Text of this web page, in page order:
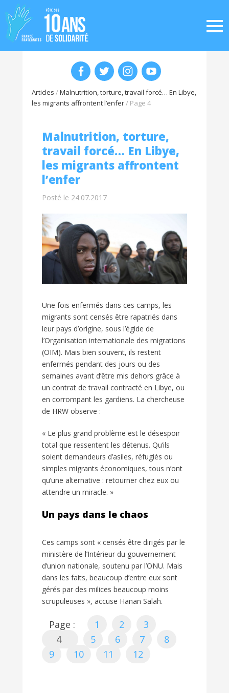
Articles /Malnutrition, torture, travail forcé… En Libye,
les migrants affrontent l’enfer/ Page 4
Malnutrition, torture,
travail forcé… En Libye,
les migrants affrontent
l’enfer
Posté le 24.07.2017
Une fois enfermés dans ces camps, les
migrants sont censés être rapatriés dans
leur pays d’origine, sous l’égide de
l’Organisation internationale des migrations
(OIM). Mais bien souvent, ils restent
enfermés pendant des jours ou des
semaines avant d’être mis dehors grâce à
un contrat de travail contracté en Libye, ou
en corrompant les gardiens. La chercheuse
de HRW observe :
« Le plus grand problème est le désespoir
total que ressentent les détenus. Qu’ils
soient demandeurs d’asiles, réfugiés ou
simples migrants économiques, tous n’ont
qu’une alternative : retourner chez eux ou
attendre un miracle. »
Un pays dans le chaos
Ces camps sont « censés être dirigés par le
ministère de l’Intérieur du gouvernement
d’union nationale, soutenu par l’ONU. Mais
dans les faits, beaucoup d’entre eux sont
gérés par des milices beaucoup moins
scrupuleuses », accuse Hanan Salah.
Page : 1 2
3
4
5 6 7
8
9
10 11 12